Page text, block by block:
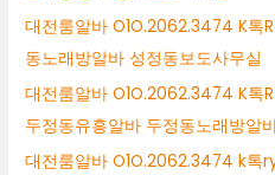
대전룸알바 O1O.2062.3474 K톡
동노래방알바 성정동보도사무실
대전룸알바 O1O.2062.3474 K톡
두정동유흥알바 두정동노래방알
대전룸알바 O1O.2062.3474 k톡